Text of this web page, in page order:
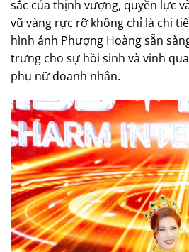
sắc của thịnh vượng, quyền lực
vũ vàng rực rỡ không chỉ là chi
hình ảnh Phượng Hoàng sẵn
trưng cho sự hồi sinh và vinh
phụ nữ doanh nhân.